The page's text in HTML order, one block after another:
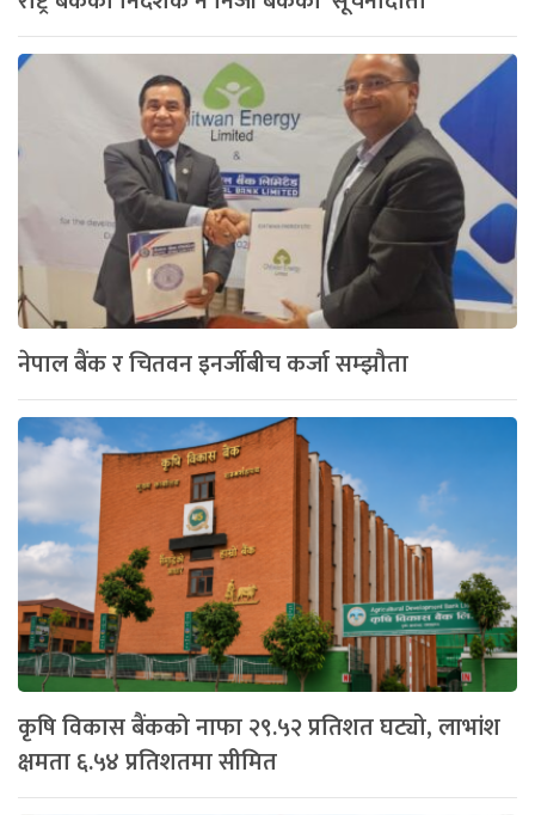
नेपाल बैंक र चितवन इनर्जीबीच कर्जा सम्झौता
कृषि विकास बैंकको नाफा २९.५२ प्रतिशत घट्यो, लाभांश
क्षमता ६.५४ प्रतिशतमा सीमित